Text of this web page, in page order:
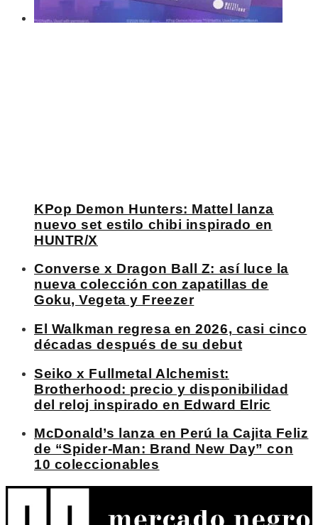
KPop Demon Hunters: Mattel lanza
nuevo set estilo chibi inspirado en
HUNTR/X
Converse x Dragon Ball Z: así luce la
nueva colección con zapatillas de
Goku, Vegeta y Freezer
El Walkman regresa en 2026, casi cinco
décadas después de su debut
Seiko x Fullmetal Alchemist:
Brotherhood: precio y disponibilidad
del reloj inspirado en Edward Elric
McDonald’s lanza en Perú la Cajita Feliz
de “Spider-Man: Brand New Day” con
10 coleccionables